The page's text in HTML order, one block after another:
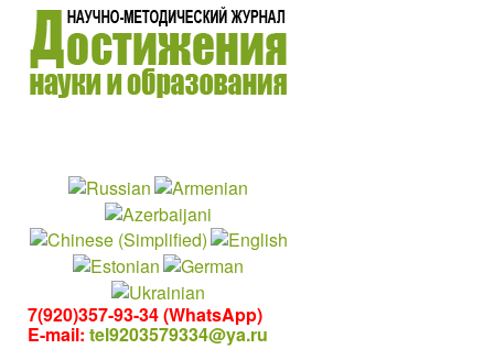
7(920)357-93-34 (WhatsApp)
E-mail: tel9203579334@ya.ru